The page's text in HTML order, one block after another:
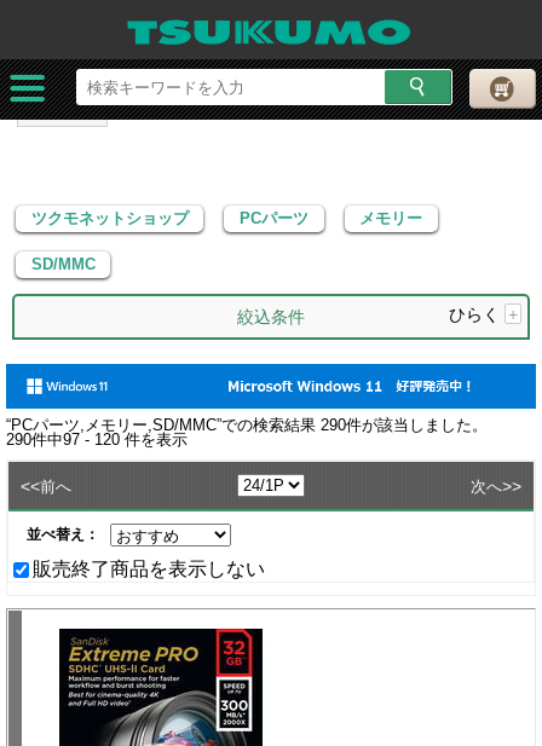
ツクモネットショップ PCパーツ
SD/MMC
ツクモネットショップ PCパーツ メモリー
SD/MMC
絞込条件 ひらく +
“PCパーツ,メモリー,SD/MMC”での検索結果 290件が該当しました。
290件中97 - 120 件を表示
<<前へ 次へ>>
並べ替え：
販売終了商品を表示しない